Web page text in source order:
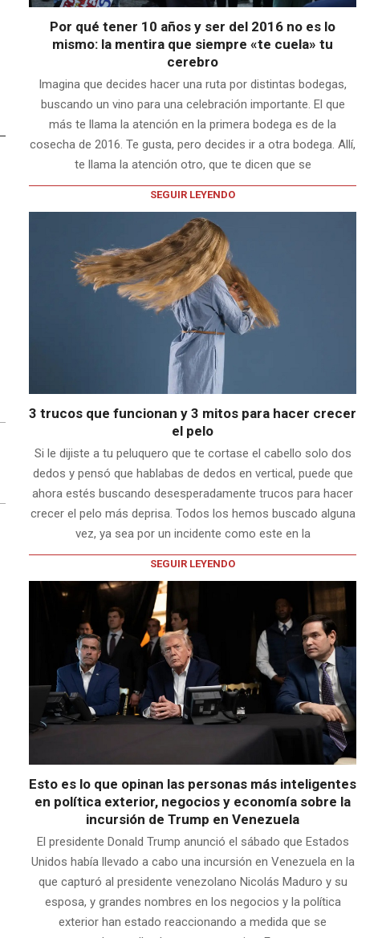
Por qué tener 10 años y ser del 2016 no es lo
mismo: la mentira que siempre «te cuela» tu
cerebro
Imagina que decides hacer una ruta por distintas bodegas,
buscando un vino para una celebración importante. El que
más te llama la atención en la primera bodega es de la
cosecha de 2016. Te gusta, pero decides ir a otra bodega. Allí,
te llama la atención otro, que te dicen que se
SEGUIR LEYENDO
3 trucos que funcionan y 3 mitos para hacer crecer
el pelo
Si le dijiste a tu peluquero que te cortase el cabello solo dos
dedos y pensó que hablabas de dedos en vertical, puede que
ahora estés buscando desesperadamente trucos para hacer
crecer el pelo más deprisa. Todos los hemos buscado alguna
vez, ya sea por un incidente como este en la
SEGUIR LEYENDO
Esto es lo que opinan las personas más inteligentes
en política exterior, negocios y economía sobre la
incursión de Trump en Venezuela
El presidente Donald Trump anunció el sábado que Estados
Unidos había llevado a cabo una incursión en Venezuela en la
que capturó al presidente venezolano Nicolás Maduro y su
esposa, y grandes nombres en los negocios y la política
exterior han estado reaccionando a medida que se